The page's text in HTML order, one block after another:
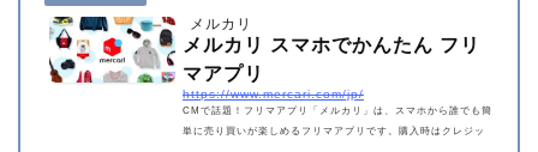
メルカリ
メルカリ スマホでかんたん フリ
マアプリ
https://www.mercari.com/jp/
CMで話題！フリマアプリ「メルカリ」は、スマホから誰でも簡
単に売り買いが楽しめるフリマアプリです。購入時はクレジッ